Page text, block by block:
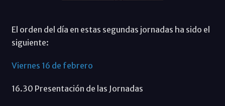
El orden del día en estas segundas jornadas ha sido el
siguiente:
Viernes 16 de febrero
16.30 Presentación de las Jornadas